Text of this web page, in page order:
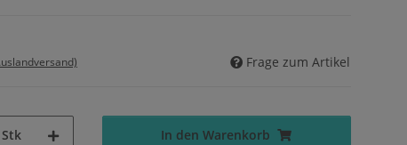
Frage zum Artikel
Stk In den Warenkorb